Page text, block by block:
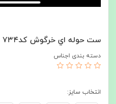
ست حوله اي خرگوش كد٧٣٤
دسته بندی اجناس
انتخاب سايز: